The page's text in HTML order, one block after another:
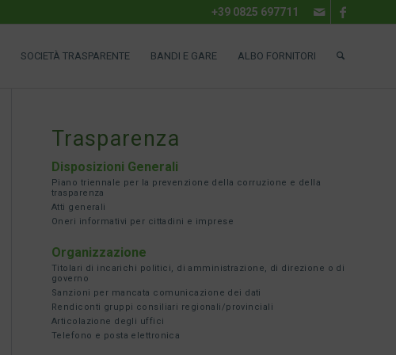
+39 0825 697711
SOCIETÀ TRASPARENTE BANDI E GARE ALBO FORNITORI
Trasparenza
Disposizioni Generali
Piano triennale per la prevenzione della corruzione e della
trasparenza
Atti generali
Oneri informativi per cittadini e imprese
Organizzazione
Titolari di incarichi politici, di amministrazione, di direzione o di
governo
Sanzioni per mancata comunicazione dei dati
Rendiconti gruppi consiliari regionali/provinciali
Articolazione degli uffici
Telefono e posta elettronica